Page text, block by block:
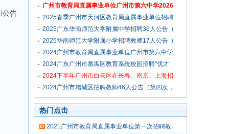
公告
广州市教育局直属事业单位广州市第六中学2026
2025春季广州市天河区教育局直属事业单位招聘
2025广东华南师范大学附属中学招聘36人公告（
2025华南师范大学附属小学招聘教师17人公告（
2024广州市教育局直属事业单位广州市第六中学
2024广东广州市番禺区教育系统校园招聘“优才
2024下半年广州市白云区在长春、南京、上海招
2024广州市增城区招聘教师46人公告（第四次，
热门点击
2021广州市教育局直属事业单位第一次招聘教